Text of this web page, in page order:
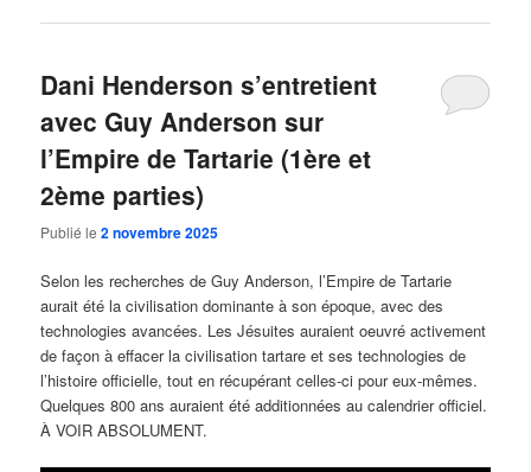
Dani Henderson s’entretient
avec Guy Anderson sur
l’Empire de Tartarie (1ère et
2ème parties)
Publié le2 novembre 2025
Selon les recherches de Guy Anderson, l’Empire de Tartarie
aurait été la civilisation dominante à son époque, avec des
technologies avancées. Les Jésuites auraient oeuvré activement
de façon à effacer la civilisation tartare et ses technologies de
l’histoire officielle, tout en récupérant celles-ci pour eux-mêmes.
Quelques 800 ans auraient été additionnées au calendrier officiel.
À VOIR ABSOLUMENT.